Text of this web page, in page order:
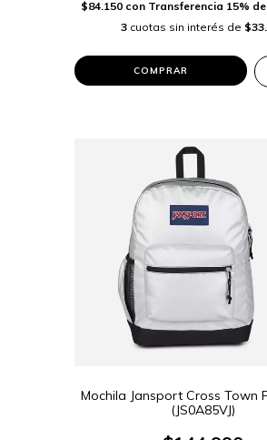
$84.150 con Transferencia 15%
3 cuotas sin interés de
COMPRAR
Mochila Jansport Cross Town
(JS0A85VJ)